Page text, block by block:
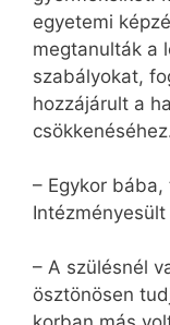
egyetemi
megtanulták a
szabályokat,
hozzájárult a
– Egykor
– A szülésnél
ösztönösen